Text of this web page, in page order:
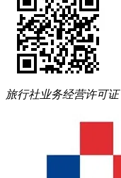
旅行社业务经营许可证